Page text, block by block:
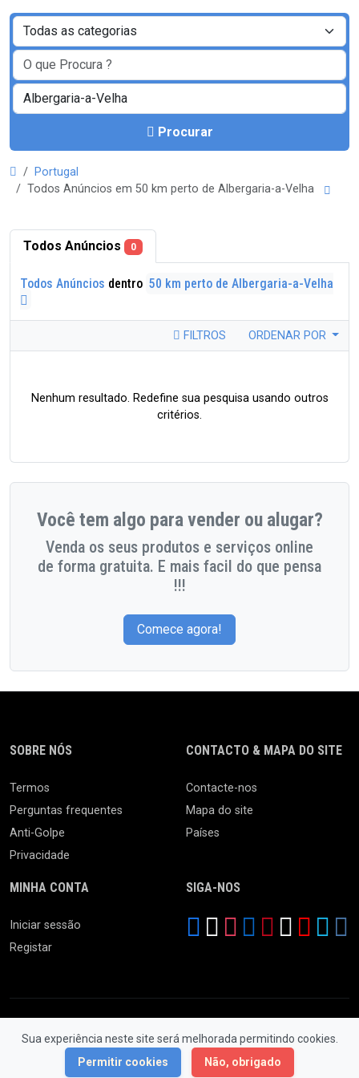
Procurar
Portugal
Todos Anúncios em 50 km perto de Albergaria-a-Velha
Todos Anúncios 0
Todos Anúncios dentro 50 km perto de Albergaria-a-Velha
FILTROS ORDENAR POR
Nenhum resultado. Redefine sua pesquisa usando outros
critérios.
Você tem algo para vender ou alugar?
Venda os seus produtos e serviços online
de forma gratuita. E mais facil do que pensa
!!!
Comece agora!
Sua experiência neste site será melhorada permitindo cookies.
Permitir cookies
Não, obrigado
SOBRE NÓS
Termos
Perguntas frequentes
Anti-Golpe
Privacidade
CONTACTO & MAPA DO SITE
Contacte-nos
Mapa do site
Países
MINHA CONTA
Iniciar sessão
Registar
SIGA-NOS
© 2026 Feira da Ladra. Todos os Direitos Reservados.